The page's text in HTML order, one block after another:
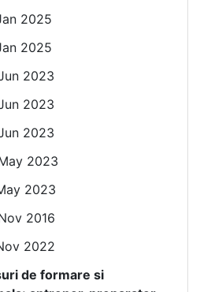
2025
2025
2023
2023
2023
2023
2023
2016
2022
de formare si